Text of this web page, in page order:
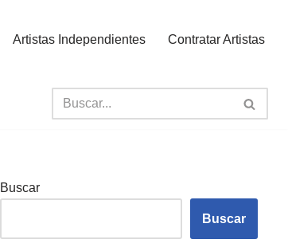
Artistas Independientes Contratar Artistas
Buscar
Buscar